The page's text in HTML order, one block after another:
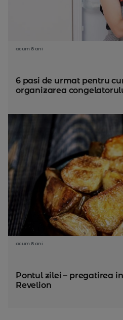
acum 8 ani
6 pasi de urmat pentru
organizarea
acum 8 ani
Pontul zilei – pregatirea
Revelion